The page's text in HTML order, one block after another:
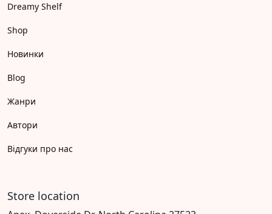
Dreamy Shelf
Shop
Новинки
Blog
Жанри
Автори
Відгуки про нас
Store location